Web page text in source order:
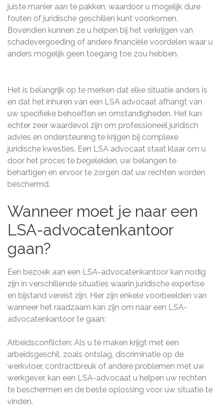
juiste manier aan te pakken, waardoor u mogelijk dure
fouten of juridische geschillen kunt voorkomen.
Bovendien kunnen ze u helpen bij het verkrijgen van
schadevergoeding of andere financiële voordelen waar u
anders mogelijk geen toegang toe zou hebben.
Het is belangrijk op te merken dat elke situatie anders is
en dat het inhuren van een LSA advocaat afhangt van
uw specifieke behoeften en omstandigheden. Het kan
echter zeer waardevol zijn om professioneel juridisch
advies en ondersteuning te krijgen bij complexe
juridische kwesties. Een LSA advocaat staat klaar om u
door het proces te begeleiden, uw belangen te
behartigen en ervoor te zorgen dat uw rechten worden
beschermd.
Wanneer moet je naar een
LSA-advocatenkantoor
gaan?
Een bezoek aan een LSA-advocatenkantoor kan nodig
zijn in verschillende situaties waarin juridische expertise
en bijstand vereist zijn. Hier zijn enkele voorbeelden van
wanneer het raadzaam kan zijn om naar een LSA-
advocatenkantoor te gaan:
Arbeidsconflicten: Als u te maken krijgt met een
arbeidsgeschil, zoals ontslag, discriminatie op de
werkvloer, contractbreuk of andere problemen met uw
werkgever, kan een LSA-advocaat u helpen uw rechten
te beschermen en de beste oplossing voor uw situatie te
vinden.